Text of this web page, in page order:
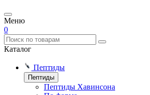
Меню
0
Каталог
Пептиды
Пептиды
Пептиды Хавинсона